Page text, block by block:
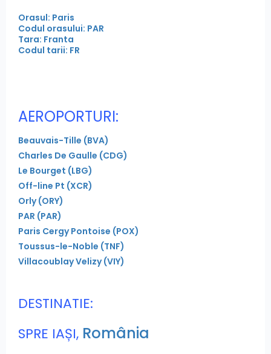
Orasul: Paris
Codul orasului: PAR
Tara: Franta
Codul tarii: FR
AEROPORTURI:
Beauvais-Tille (BVA)
Charles De Gaulle (CDG)
Le Bourget (LBG)
Off-line Pt (XCR)
Orly (ORY)
PAR (PAR)
Paris Cergy Pontoise (POX)
Toussus-le-Noble (TNF)
Villacoublay Velizy (VIY)
DESTINATIE:
SPRE IAȘI, România